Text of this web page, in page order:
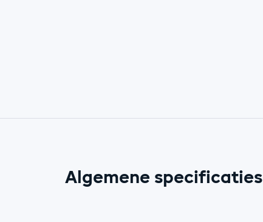
Algemene specificaties